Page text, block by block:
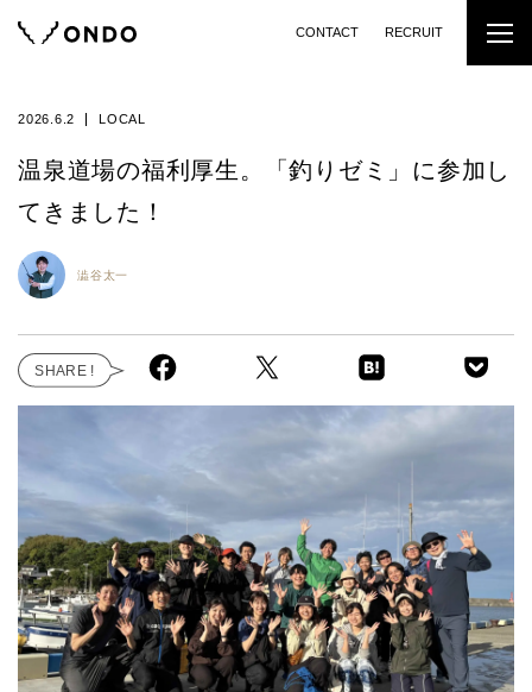
CONTACT RECRUIT
2026.6.2 LOCAL
温泉道場の福利厚生。「釣りゼミ」に参加し
てきました！
澁谷太一